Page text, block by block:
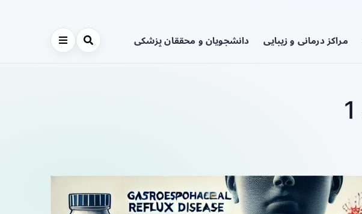
مراکز درمانی و زیبایی دانشجویان و محققان پزشکی